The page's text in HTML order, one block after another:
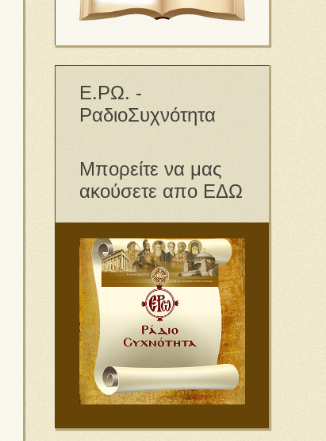
Ε.ΡΩ. -
ΡαδιοΣυχνότητα
Μπορείτε να μας
ακούσετε απο ΕΔΩ